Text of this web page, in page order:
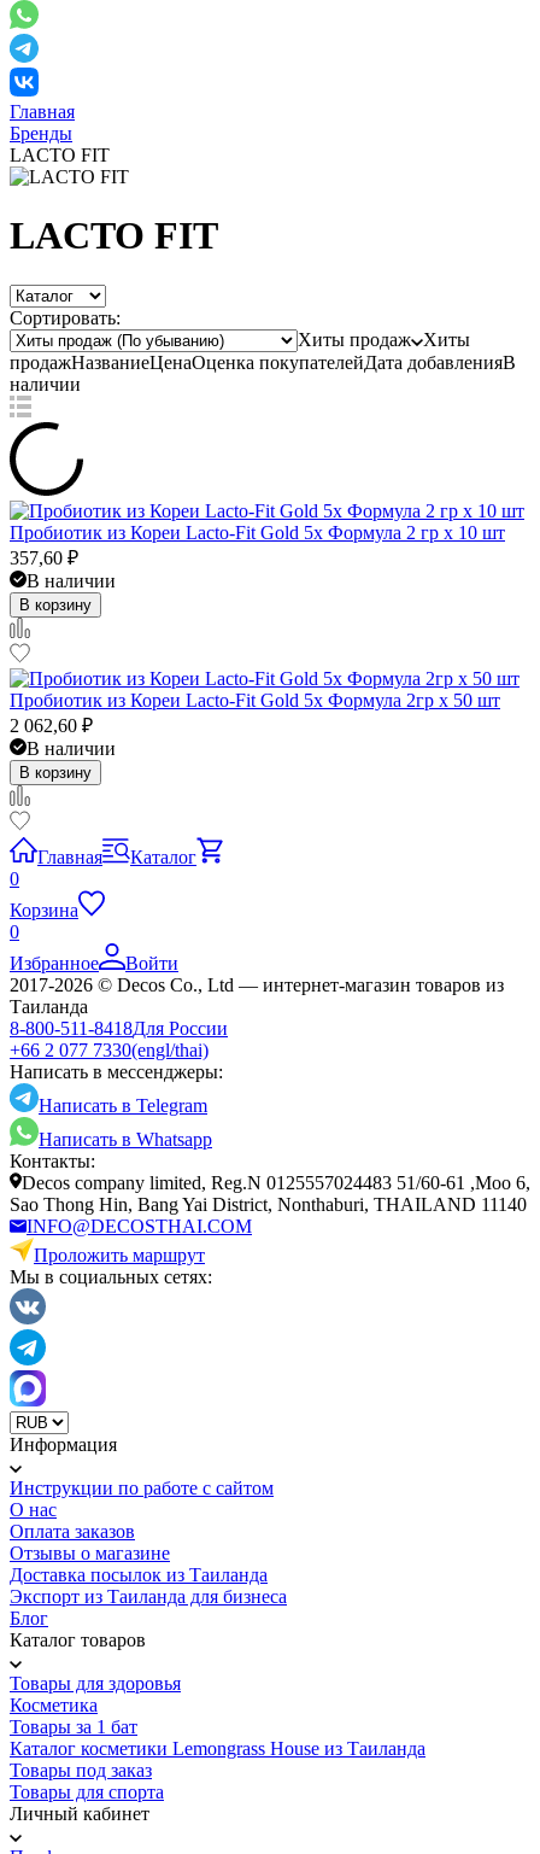
Главная
Бренды
LACTO FIT
LACTO FIT
Сортировать:
Хиты продаж
Хиты
продажНазваниеЦенаОценка покупателейДата добавленияВ
наличии
Пробиотик из Кореи Lacto-Fit Gold 5x Формула 2 гр x 10 шт
357,60 ₽
В наличии
В корзину
Пробиотик из Кореи Lacto-Fit Gold 5x Формула 2гр x 50 шт
2 062,60 ₽
В наличии
В корзину
Главная
Каталог
0
Корзина
0
Избранное
Войти
2017-2026 © Decos Co., Ltd — интернет-магазин товаров из
Таиланда
8-800-511-8418Для России
+66 2 077 7330(engl/thai)
Написать в мессенджеры:
Написать в Telegram
Написать в Whatsapp
Контакты:
Decos company limited, Reg.N 0125557024483 51/60-61 ,Moo 6,
Sao Thong Hin, Bang Yai District, Nonthaburi, THAILAND 11140
INFO@DECOSTHAI.COM
Проложить маршрут
Мы в социальных сетях:
Информация
Инструкции по работе с сайтом
О нас
Оплата заказов
Отзывы о магазине
Доставка посылок из Таиланда
Экспорт из Таиланда для бизнеса
Блог
Каталог товаров
Товары для здоровья
Косметика
Товары за 1 бат
Каталог косметики Lemongrass House из Таиланда
Товары под заказ
Товары для спорта
Личный кабинет